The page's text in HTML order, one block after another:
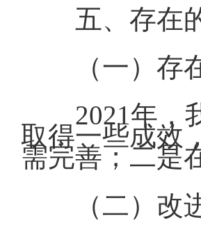
五、存在
（一）存
2021年，
取得一些成效
需完善；二是
（二）改